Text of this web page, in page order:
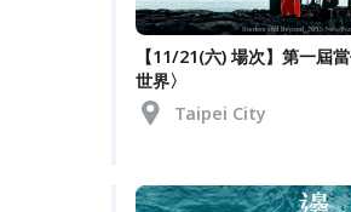
【11/21(六) 場次】第一屆
世界〉
Taipei City